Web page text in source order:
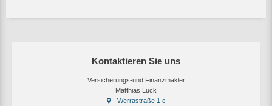
Kontaktieren Sie uns
Versicherungs-und Finanzmakler
Matthias Luck
Werrastraße 1 c